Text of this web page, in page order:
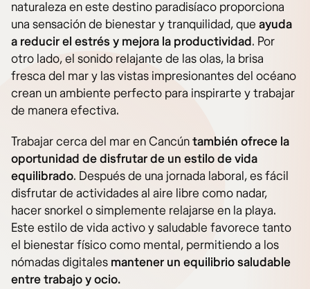
naturaleza en este destino paradisíaco proporciona
una sensación de bienestar y tranquilidad, que ayuda
a reducir el estrés y mejora la productividad. Por
otro lado, el sonido relajante de las olas, la brisa
fresca del mar y las vistas impresionantes del océano
crean un ambiente perfecto para inspirarte y trabajar
de manera efectiva.
Trabajar cerca del mar en Cancúntambién ofrece la
oportunidad de disfrutar de un estilo de vida
equilibrado. Después de una jornada laboral, es fácil
disfrutar de actividades al aire libre como nadar,
hacer snorkel o simplemente relajarse en la playa.
Este estilo de vida activo y saludable favorece tanto
el bienestar físico como mental, permitiendo a los
nómadas digitales mantener un equilibrio saludable
entre trabajo y ocio.